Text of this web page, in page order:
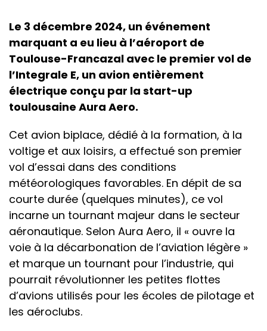
Le 3 décembre 2024, un événement
marquant a eu lieu à l’aéroport de
Toulouse-Francazal avec le premier vol de
l’Integrale E, un avion entièrement
électrique conçu par la start-up
toulousaine Aura Aero.
Cet avion biplace, dédié à la formation, à la
voltige et aux loisirs, a effectué son premier
vol d’essai dans des conditions
météorologiques favorables. En dépit de sa
courte durée (quelques minutes), ce vol
incarne un tournant majeur dans le secteur
aéronautique. Selon Aura Aero, il « ouvre la
voie à la décarbonation de l’aviation légère »
et marque un tournant pour l’industrie, qui
pourrait révolutionner les petites flottes
d’avions utilisés pour les écoles de pilotage et
les aéroclubs.